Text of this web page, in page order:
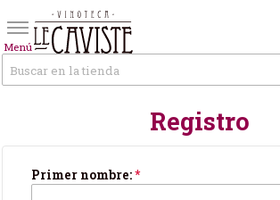
Menú
Registro
Tus datos personales
Primer nombre:*